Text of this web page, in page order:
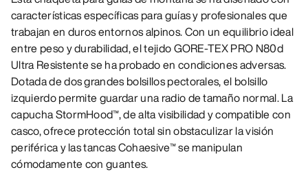
características específicas para guías y profesionales que
trabajan en duros entornos alpinos. Con un equilibrio ideal
entre peso y durabilidad, el tejido GORE-TEX PRO N80d
Ultra Resistente se ha probado en condiciones adversas.
Dotada de dos grandes bolsillos pectorales, el bolsillo
izquierdo permite guardar una radio de tamaño normal. La
capucha StormHood™, de alta visibilidad y compatible con
casco, ofrece protección total sin obstaculizar la visión
periférica y las tancas Cohaesive™ se manipulan
cómodamente con guantes.